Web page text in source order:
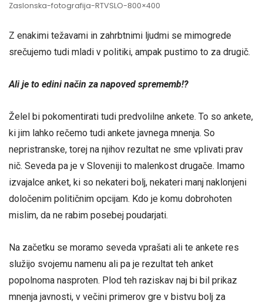
Zaslonska-fotografija-RTVSLO-800×400
Z enakimi težavami in zahrbtnimi ljudmi se mimogrede
srečujemo tudi mladi v politiki, ampak pustimo to za drugič.
Ali je to edini način za napoved sprememb!?
Želel bi pokomentirati tudi predvolilne ankete. To so ankete,
ki jim lahko rečemo tudi ankete javnega mnenja. So
nepristranske, torej na njihov rezultat ne sme vplivati prav
nič. Seveda pa je v Sloveniji to malenkost drugače. Imamo
izvajalce anket, ki so nekateri bolj, nekateri manj naklonjeni
določenim političnim opcijam. Kdo je komu dobrohoten
mislim, da ne rabim posebej poudarjati.
Na začetku se moramo seveda vprašati ali te ankete res
služijo svojemu namenu ali pa je rezultat teh anket
popolnoma nasproten. Plod teh raziskav naj bi bil prikaz
mnenja javnosti, v večini primerov gre v bistvu bolj za